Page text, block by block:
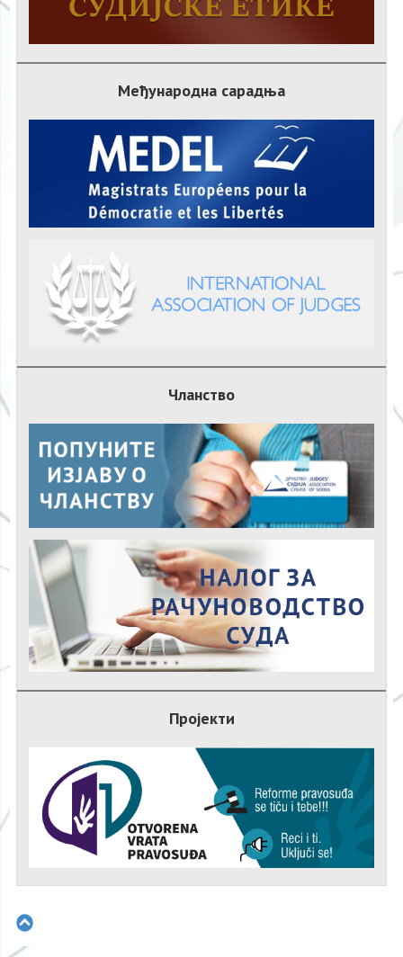
Међународна сарадња
Чланство
Пројекти